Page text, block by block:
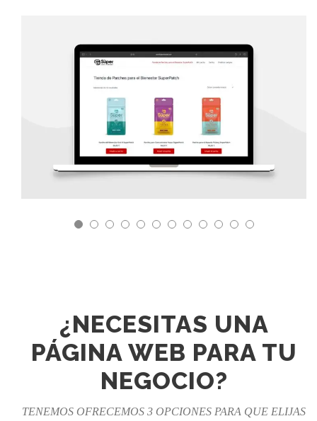
DISEÑO DE TIENDA ONLINE PARCHES
¿NECESITAS UNA
PÁGINA WEB PARA TU
NEGOCIO?
TENEMOS OFRECEMOS 3 OPCIONES PARA QUE ELIJAS